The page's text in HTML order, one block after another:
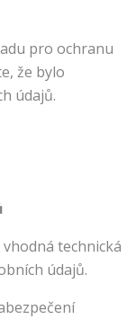
pro ochranu
že bylo
údajů.
technická
údajů.